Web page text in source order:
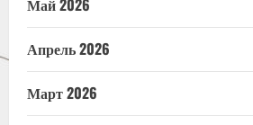
Май 2026
Апрель 2026
Март 2026